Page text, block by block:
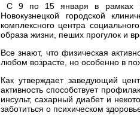
С 9 по 15 января в рамках
Новокузнецкой городской
комплексного центра
образа жизни, пеших прогулок и
Все знают, что физическая
любом возрасте, но особенно в
Как утверждает заведующий
активность способствует
инсульт, сахарный диабет и
заботиться о психическом